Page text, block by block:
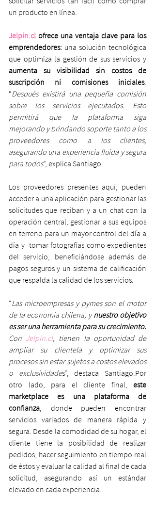
un producto en línea.
Jelpin.cl ofrece una ventaja clave para los
emprendedores: una solución tecnológica
aumenta su visibilidad sin costos de
suscripción ni comisiones iniciales.
“Después existirá una pequeña comisión
sobre los servicios ejecutados. Esto
permitirá que la plataforma siga
mejorando y brindando soporte tanto a los
proveedores como a los clientes,
asegurando una experiencia fluida y segura
para todos”, explica Santiago.
Los proveedores presentes aquí, pueden
acceder a una aplicación para gestionar las
solicitudes que reciban y a un chat con la
operación central, gestionar a sus equipos
en terreno para un mayor control del día a
día y  tomar fotografías como expedientes
del servicio, beneficiándose además de
pagos seguros y un sistema de calificación
que respalda la calidad de los servicios.
“Las microempresas y pymes son el motor
de la economía chilena, y nuestro objetivo
Con Jelpin.cl, tienen la oportunidad de
ampliar su clientela y optimizar sus
procesos sin estar sujetos a costos elevados
o exclusividades”, destaca Santiago.Por
otro lado, para el cliente final, este
marketplace es una plataforma de
confianza, donde pueden encontrar
servicios variados de manera rápida y
segura. Desde la comodidad de su hogar, el
cliente tiene la posibilidad de realizar
pedidos, hacer seguimiento en tiempo real
de éstos y evaluar la calidad al final de cada
solicitud, asegurando así un estándar
elevado en cada experiencia.